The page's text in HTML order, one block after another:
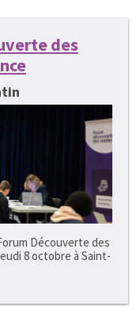
des
Découverte des
8 octobre à Saint-